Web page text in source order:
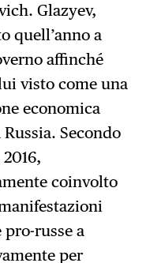
Glazyev,
quell’anno a
affinché
visto come una
economica
Secondo
coinvolto
russe a
per